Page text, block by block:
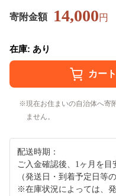
寄附金額 14,000円
在庫: あり
現在お住まいの自治体へ寄
ません。
配送時期：
ご入金確認後、1ヶ月を目
（発送日・到着予定日等
※在庫状況によっては、